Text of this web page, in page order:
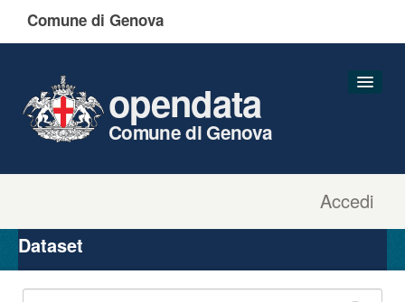
Comune di Genova
Accedi
opendata
Comune di Genova
Organizzazioni
Gruppi
Dataset